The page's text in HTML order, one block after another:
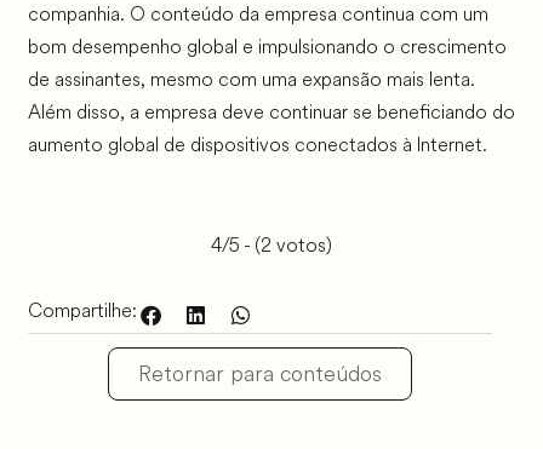
companhia. O conteúdo da empresa continua com um
bom desempenho global e impulsionando o crescimento
de assinantes, mesmo com uma expansão mais lenta.
Além disso, a empresa deve continuar se beneficiando do
aumento global de dispositivos conectados à Internet.
4/5 - (2 votos)
Compartilhe:
Retornar para conteúdos